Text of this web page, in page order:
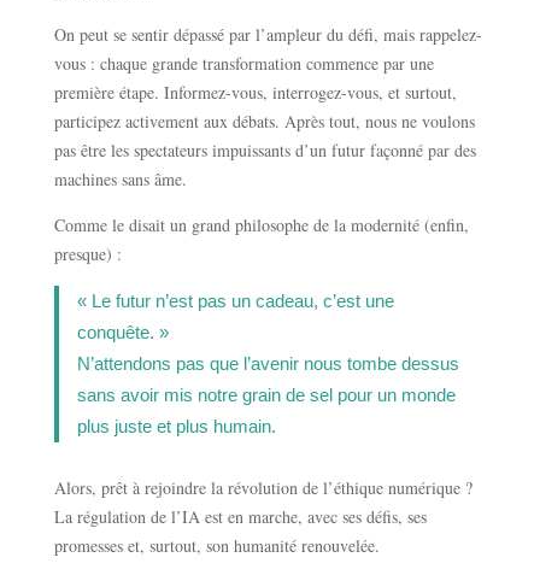
On peut se sentir dépassé par l’ampleur du défi, mais rappelez-
vous : chaque grande transformation commence par une
première étape. Informez-vous, interrogez-vous, et surtout,
participez activement aux débats. Après tout, nous ne voulons
pas être les spectateurs impuissants d’un futur façonné par des
machines sans âme.
Comme le disait un grand philosophe de la modernité (enfin,
presque) :
« Le futur n’est pas un cadeau, c’est une
conquête. »
N’attendons pas que l’avenir nous tombe dessus
sans avoir mis notre grain de sel pour un monde
plus juste et plus humain.
Alors, prêt à rejoindre la révolution de l’éthique numérique ?
La régulation de l’IA est en marche, avec ses défis, ses
promesses et, surtout, son humanité renouvelée.